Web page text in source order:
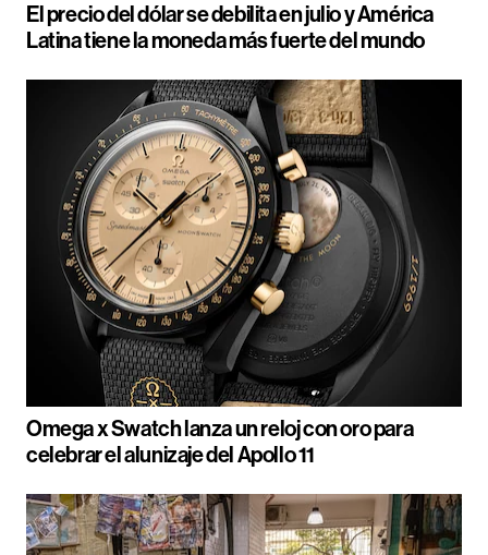
El precio del dólar se debilita en julio y América
Latina tiene la moneda más fuerte del mundo
Omega x Swatch lanza un reloj con oro para
celebrar el alunizaje del Apollo 11